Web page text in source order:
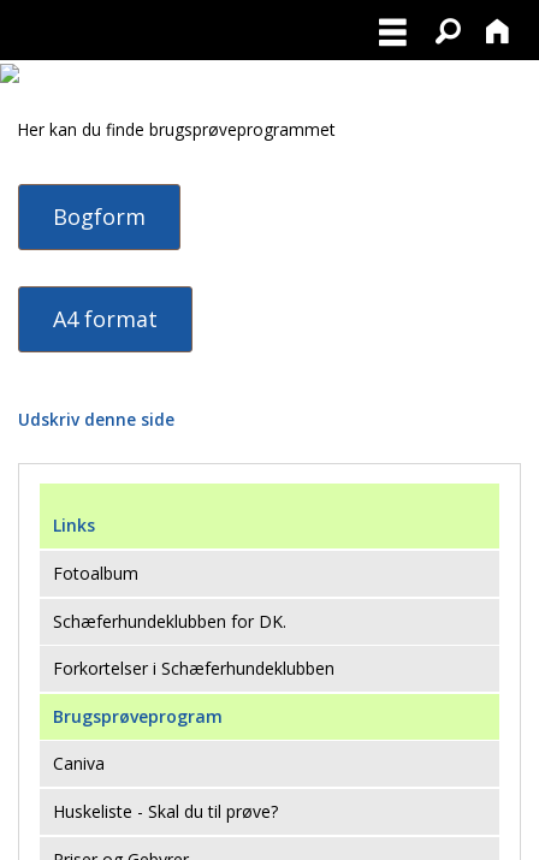
Her kan du finde brugsprøveprogrammet
Bogform
A4 format
Udskriv denne side
Links
Fotoalbum
Schæferhundeklubben for DK.
Forkortelser i Schæferhundeklubben
Brugsprøveprogram
Caniva
Huskeliste - Skal du til prøve?